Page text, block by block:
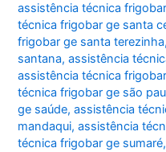
assistência técnica
técnica frigobar ge santa
frigobar ge santa terezinha
santana,assistência
assistência técnica
técnica frigobar ge são
ge saúde,assistência
mandaqui,assistência
técnica frigobar ge sumaré